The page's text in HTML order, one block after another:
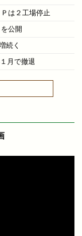
は２工場停止
公開
続く
月で撤退